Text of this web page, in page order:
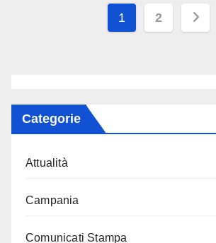
1 2
Categorie
Attualità
Campania
Comunicati Stampa